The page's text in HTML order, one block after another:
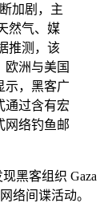
加剧，主
然气、媒
推测，该
欧洲与美国
示，黑客广
通过含有宏
网络钓鱼邮
黑客组织 Gaza
络间谍活动。